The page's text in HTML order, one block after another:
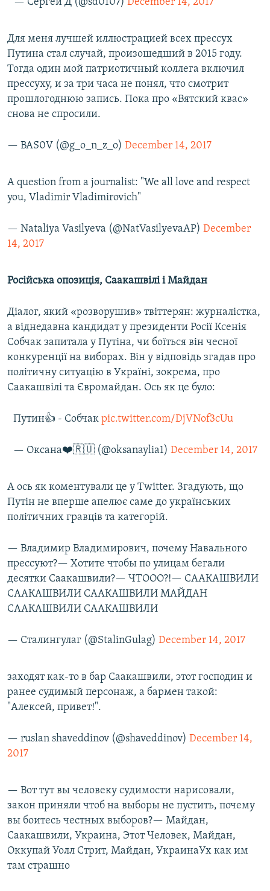
— Сергей Д (@sd0107) December 14, 2017
Для меня лучшей иллюстрацией всех прессух
Путина стал случай, произошедший в 2015 году.
Тогда один мой патриотичный коллега включил
прессуху, и за три часа не понял, что смотрит
прошлогоднюю запись. Пока про «Вятский квас»
снова не спросили.
— BAS0V (@g_o_n_z_o) December 14, 2017
A question from a journalist: "We all love and respect
you, Vladimir Vladimirovich"
— Nataliya Vasilyeva (@NatVasilyevaAP) December
14, 2017
Російська опозиція, Саакашвілі і Майдан
Діалог, який «розворушив» твіттерян: журналістка,
а віднедавна кандидат у президенти Росії Ксенія
Собчак запитала у Путіна, чи боїться він чесної
конкуренції на виборах. Він у відповідь згадав про
політичну ситуацію в Україні, зокрема, про
Саакашвілі та Євромайдан. Ось як це було:
Путин👍 - Собчак pic.twitter.com/DjVNof3cUu
— Оксана❤️🇷🇺 (@oksanaylia1) December 14, 2017
А ось як коментували це у Twitter. Згадують, що
Путін не вперше апелює саме до українських
політичних гравців та категорій.
— Владимир Владимирович, почему Навального
прессуют?— Хотите чтобы по улицам бегали
десятки Саакашвили?— ЧТООО?!— СААКАШВИЛИ
СААКАШВИЛИ СААКАШВИЛИ МАЙДАН
СААКАШВИЛИ СААКАШВИЛИ
— Сталингулаг (@StalinGulag) December 14, 2017
заходят как-то в бар Саакашвили, этот господин и
ранее судимый персонаж, а бармен такой:
"Алексей, привет!".
— ruslan shaveddinov (@shaveddinov) December 14,
2017
— Вот тут вы человеку судимости нарисовали,
закон приняли чтоб на выборы не пустить, почему
вы боитесь честных выборов?— Майдан,
Саакашвили, Украина, Этот Человек, Майдан,
Оккупай Уолл Стрит, Майдан, УкраинаУх как им
там страшно